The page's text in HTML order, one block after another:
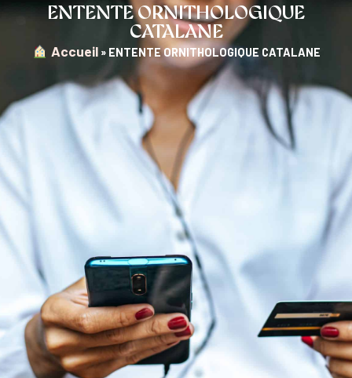
ENTENTE ORNITHOLOGIQUE
CATALANE
︎ Accueil » ENTENTE ORNITHOLOGIQUE CATALANE